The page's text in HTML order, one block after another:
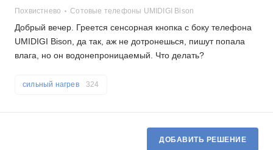
Похвистнево Сотовые телефоны UMIDIGI Bison
Добрый вечер. Греется сенсорная кнопка с боку телефона
UMIDIGI Bison, да так, аж не дотронешься, пишут попала
влага, но он водонепроницаемый. Что делать?
сильный нагрев 324
ДОБАВИТЬ РЕШЕНИЕ